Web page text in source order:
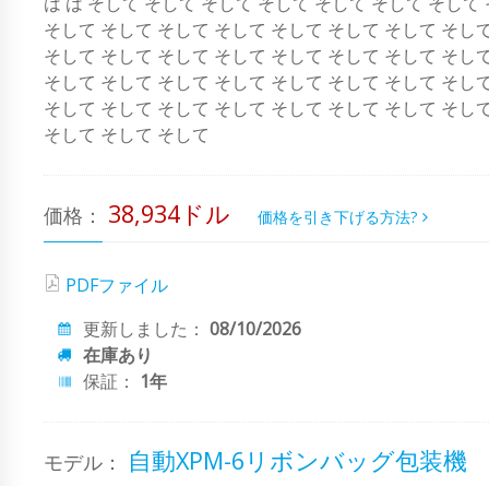
そして そして そして そして そして そして そして そ
そして そして そして そして そして そして そして そ
そして そして そして そして そして そして そして そ
そして そして そして そして そして そして そして そ
そして そして そして
価格： 38,934ドル 価格を引き下げる方法?
PDFファイル
更新しました： 08/10/2026
在庫あり
保証： 1年
モデル： 自動XPM-6リボンバッグ包装機